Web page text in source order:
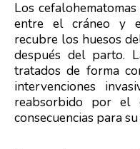
Los
entre el cráneo y
recubre los huesos
después del parto.
tratados de forma
intervenciones
reabsorbido por el
consecuencias para